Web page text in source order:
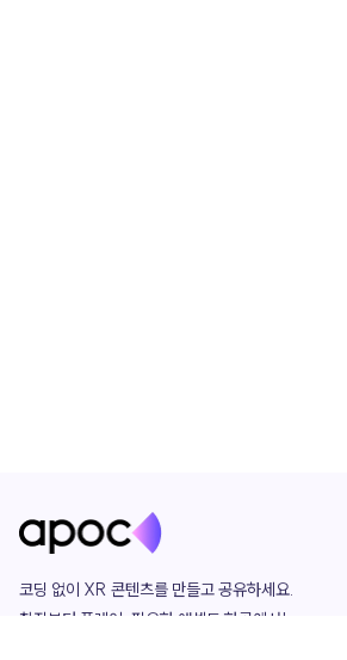
코딩 없이 XR 콘텐츠를 만들고 공유하세요.
창작부터 플레이, 필요한 애셋도 한곳에서!